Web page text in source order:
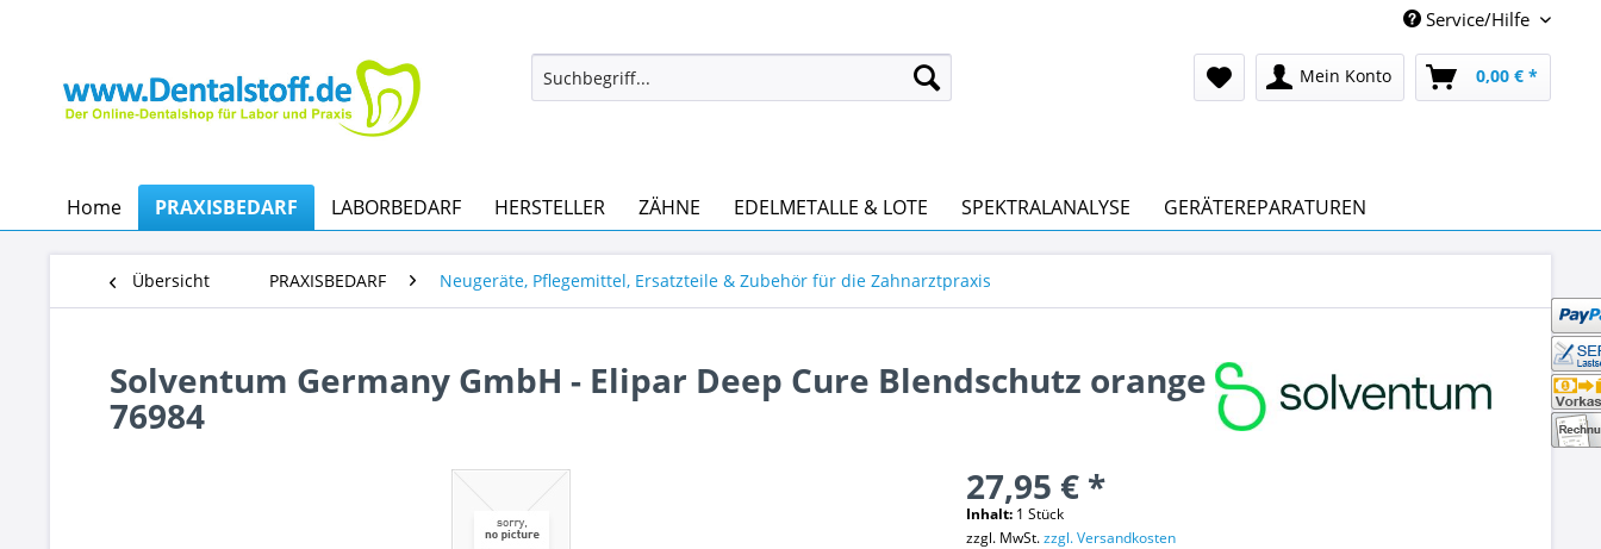
Service/Hilfe
Mein Konto 0,00 € *
Home PRAXISBEDARF LABORBEDARF HERSTELLER ZÄHNE EDELMETALLE & LOTE SPEKTRALANALYSE GERÄTEREPARATUREN
Übersicht PRAXISBEDARF Neugeräte, Pflegemittel, Ersatzteile & Zubehör für die Zahnarztpraxis
Solventum Germany GmbH - Elipar Deep Cure Blendschutz orange
76984
27,95 € *
Inhalt: 1 Stück
zzgl. MwSt.zzgl. Versandkosten